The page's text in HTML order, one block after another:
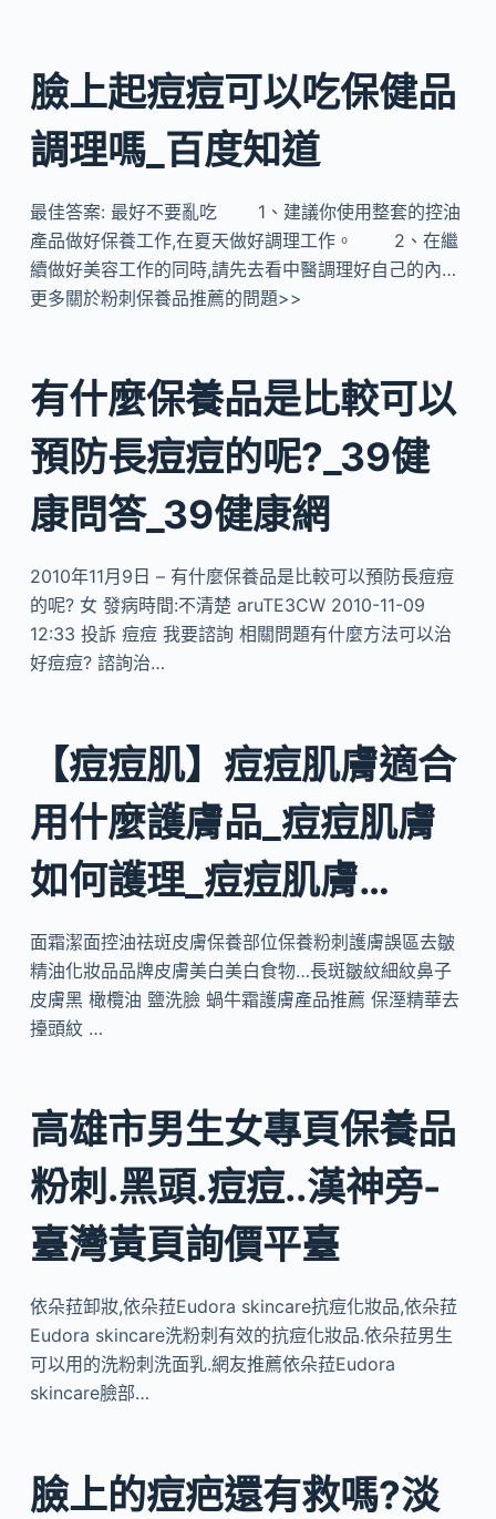
臉上起痘痘可以吃保健品
調理嗎_百度知道
最佳答案: 最好不要亂吃 1、建議你使用整套的控油
產品做好保養工作,在夏天做好調理工作。 2、在繼
續做好美容工作的同時,請先去看中醫調理好自己的內…
更多關於粉刺保養品推薦的問題>>
有什麼保養品是比較可以
預防長痘痘的呢?_39健
康問答_39健康網
2010年11月9日 – 有什麼保養品是比較可以預防長痘痘
的呢? 女 發病時間:不清楚 aruTE3CW 2010-11-09
12:33 投訴 痘痘 我要諮詢 相關問題有什麼方法可以治
好痘痘? 諮詢治…
【痘痘肌】痘痘肌膚適合
用什麼護膚品_痘痘肌膚
如何護理_痘痘肌膚…
面霜潔面控油祛斑皮膚保養部位保養粉刺護膚誤區去皺
精油化妝品品牌皮膚美白美白食物…長斑皺紋細紋鼻子
皮膚黑 橄欖油 鹽洗臉 蝸牛霜護膚產品推薦 保溼精華去
擡頭紋 …
高雄市男生女專頁保養品
粉刺.黑頭.痘痘..漢神旁-
臺灣黃頁詢價平臺
依朵菈卸妝,依朵菈Eudora skincare抗痘化妝品,依朵菈
Eudora skincare洗粉刺有效的抗痘化妝品.依朵菈男生
可以用的洗粉刺洗面乳.網友推薦依朵菈Eudora
skincare臉部…
臉上的痘疤還有救嗎?淡